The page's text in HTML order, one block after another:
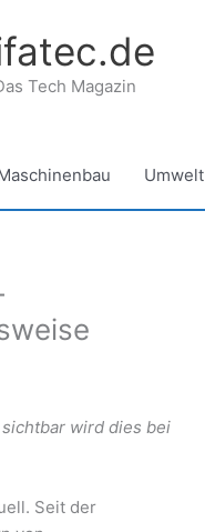
Tech Magazin
Umwelt
wird dies bei
Seit der